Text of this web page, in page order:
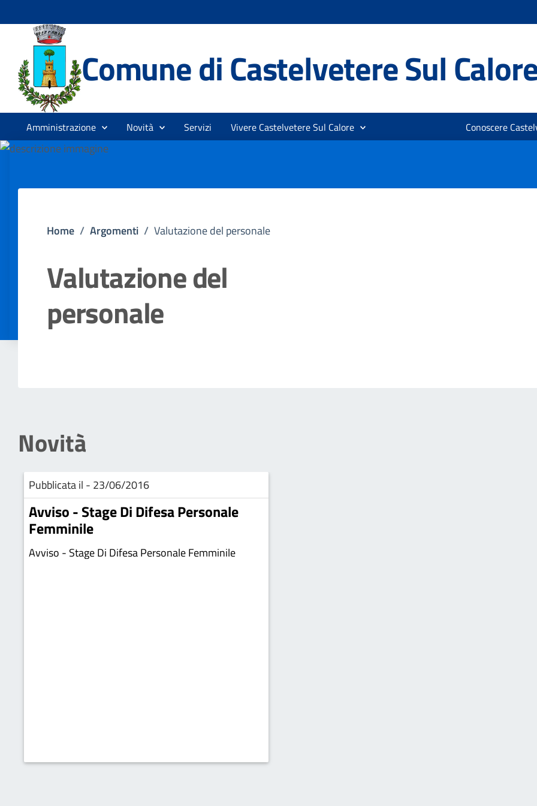
Comune di Castelvetere Sul
Amministrazione Novità Servizi Vivere Castelvetere Sul Calore Conoscere
Home / Argomenti / Valutazione del personale
Valutazione del
personale
Novità
Pubblicata il - 23/06/2016
Avviso - Stage Di Difesa Personale
Femminile
Avviso - Stage Di Difesa Personale Femminile